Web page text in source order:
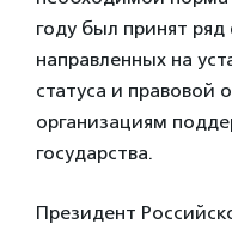
году был принят
направленных на
статуса и правовой
организациям
государства.
Президент